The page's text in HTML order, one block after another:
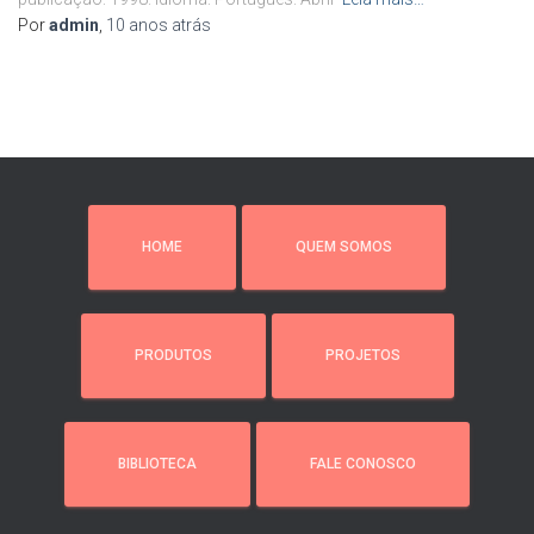
Poradmin 10 anos atrás
HOME QUEM SOMOS
PRODUTOS PROJETOS
BIBLIOTECA FALE CONOSCO